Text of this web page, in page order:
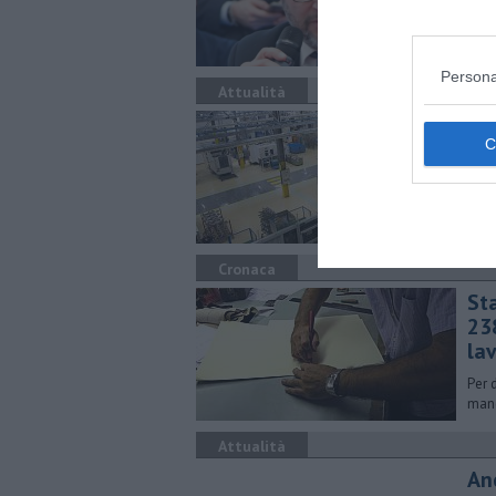
Attualità
Cronaca
Per
Attualità